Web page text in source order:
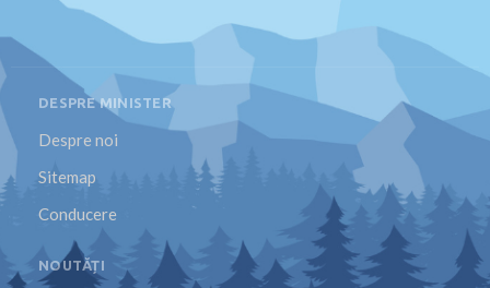
DESPRE MINISTER
Despre noi
Sitemap
Conducere
NOUTĂȚI